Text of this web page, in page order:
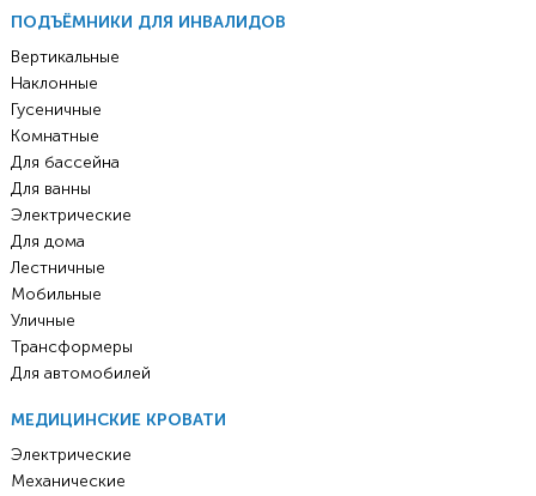
ПОДЪЁМНИКИ ДЛЯ ИНВАЛИДОВ
Вертикальные
Наклонные
Гусеничные
Комнатные
Для бассейна
Для ванны
Электрические
Для дома
Лестничные
Мобильные
Уличные
Трансформеры
Для автомобилей
МЕДИЦИНСКИЕ КРОВАТИ
Электрические
Механические